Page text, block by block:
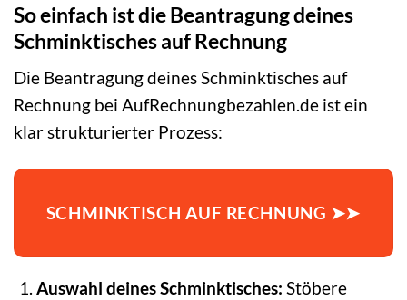
So einfach ist die Beantragung deines
Schminktisches auf Rechnung
Die Beantragung deines Schminktisches auf
Rechnung bei AufRechnungbezahlen.de ist ein
klar strukturierter Prozess:
SCHMINKTISCH AUF RECHNUNG ➤➤
Auswahl deines Schminktisches: Stöbere